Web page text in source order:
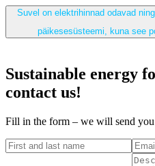
Suvel on elektrihinnad odavad
päikesesüsteemi, kuna see
Sustainable energy
contact us!
Fill in the form – we will send you